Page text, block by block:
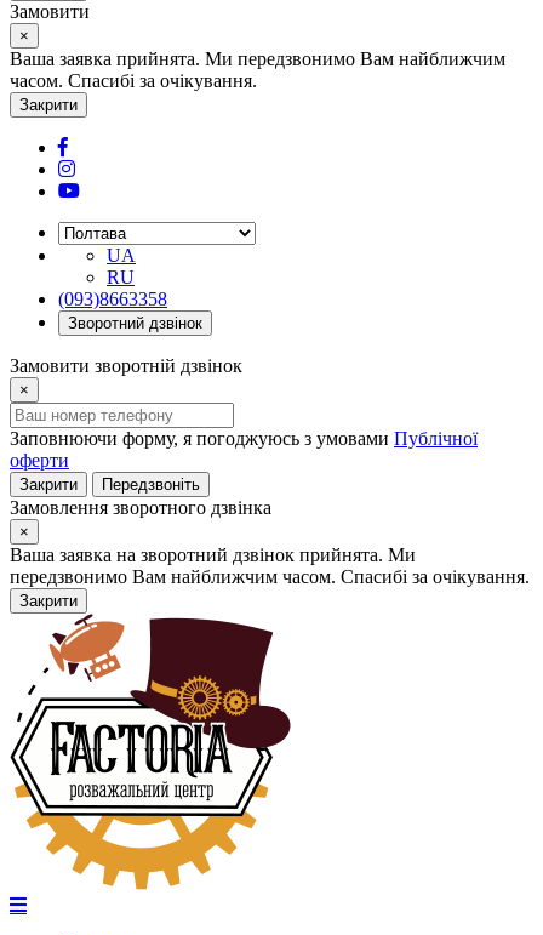
Замовити
×
Ваша заявка прийнята. Ми передзвонимо Вам найближчим
часом. Спасибі за очікування.
Закрити
UA
RU
(093)8663358
Зворотний дзвінок
Замовити зворотній дзвінок
×
Заповнюючи форму, я погоджуюсь з умовами Публічної
оферти
Закрити Передзвоніть
Замовлення зворотного дзвінка
×
Ваша заявка на зворотний дзвінок прийнята. Ми
передзвонимо Вам найближчим часом. Спасибі за очікування.
Закрити